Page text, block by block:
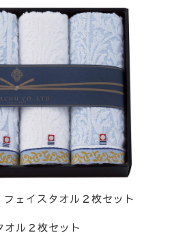
ェイスタオル２枚セット
ル２枚セット